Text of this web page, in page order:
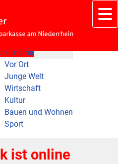
Thema
Vor Ort
Junge Welt
Wirtschaft
Kultur
Bauen und Wohnen
Sport
ist online